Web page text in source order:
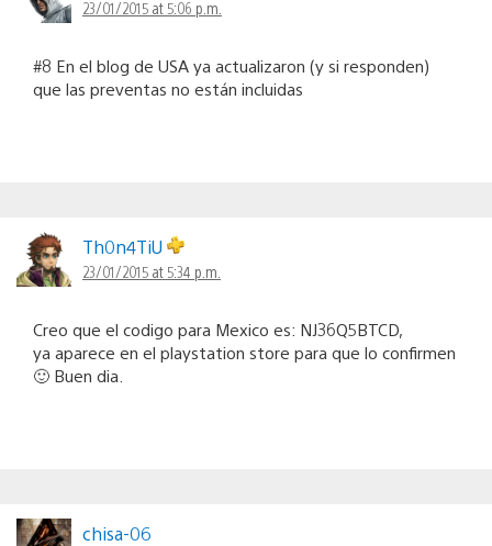
23/01/2015 at 5:06 p.m.
#8 En el blog de USA ya actualizaron (y si responden)
que las preventas no están incluidas
Th0n4TiU
23/01/2015 at 5:34 p.m.
Creo que el codigo para Mexico es: NJ36Q5BTCD,
ya aparece en el playstation store para que lo confirmen
🙂 Buen dia.
chisa-06